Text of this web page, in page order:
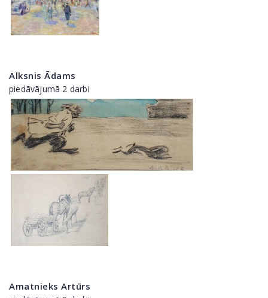
Alksnis Ādams
piedāvājumā 2 darbi
Amatnieks Artūrs